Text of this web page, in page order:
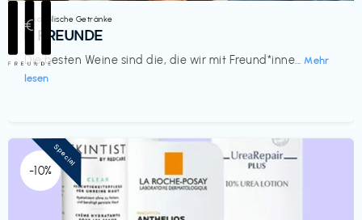
Alkoholische Getränke
III FREUNDE
Die besten Weine sind die, die wir mit Freund*inne... Mehr
lesen
€‎
-10%
Special